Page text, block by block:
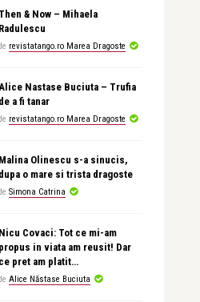
Then & Now – Mihaela
Radulescu
revistatango.ro Marea Dragoste
Nastase Buciuta – Trufia
de a fi tanar
revistatango.ro Marea Dragoste
Malina Olinescu s-a sinucis,
dupa o mare si trista dragoste
Simona Catrina
Nicu Covaci: Tot ce mi-am
propus in viata am reusit! Dar
ce pret am platit…
Alice Năstase Buciuta